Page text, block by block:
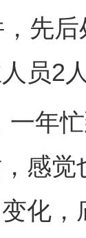
先
人员
年
感觉
化